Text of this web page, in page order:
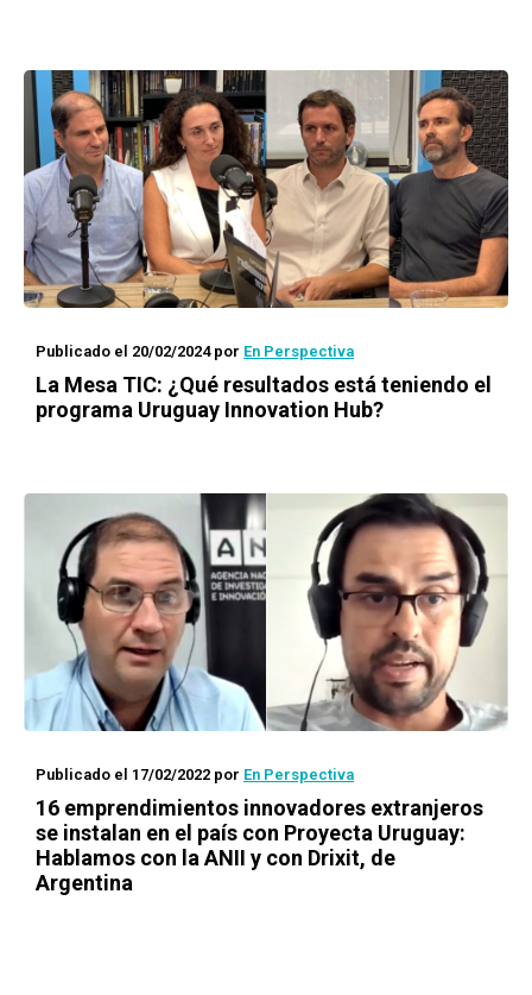
Publicado el 20/02/2024por En Perspectiva
La Mesa TIC: ¿Qué resultados está teniendo el
programa Uruguay Innovation Hub?
Publicado el 17/02/2022 por En Perspectiva
16 emprendimientos innovadores extranjeros
se instalan en el país con Proyecta Uruguay:
Hablamos con la ANII y con Drixit, de
Argentina